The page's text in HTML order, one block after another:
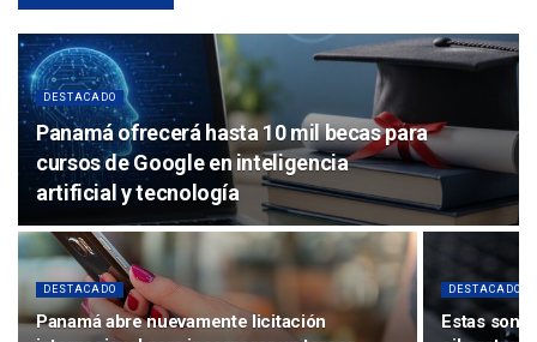
DESTACADO
Panamá ofrecerá hasta 10 mil becas para
cursos de Google en inteligencia
artificial y tecnología
DESTACADO
Panamá abre nuevamente licitación
DESTACADO
Estas son